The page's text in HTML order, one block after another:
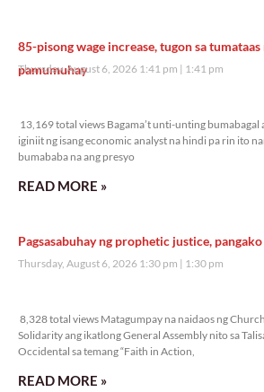
85-pisong wage increase, tugon sa tumataas
pamumuhay
Thursday, August 6, 2026 1:41 pm 1:41 pm
13,169 total views Bagama’t unti-unting bumabagal
iginiit ng isang economic analyst na hindi pa rin ito
bumababa na ang presyo
READ MORE »
Pagsasabuhay ng prophetic justice, pangako
Thursday, August 6, 2026 1:30 pm 1:30 pm
8,328 total views Matagumpay na naidaos ng
Solidarity ang ikatlong General Assembly nito sa
Occidental sa temang “Faith in Action,
READ MORE »